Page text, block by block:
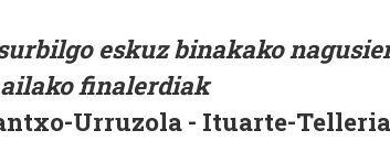
eskuz binakako
finalerdiak
Urruzola - Ituarte-Telleria